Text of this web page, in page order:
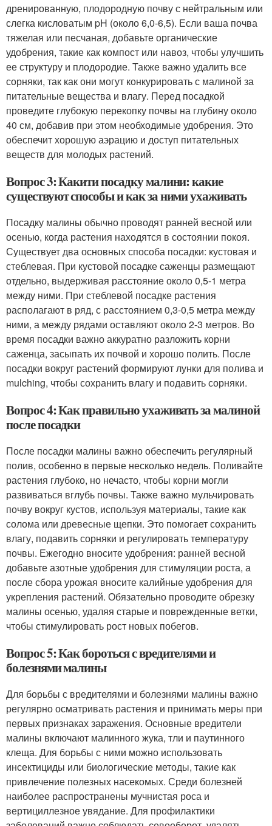
дренированную, плодородную почву с нейтральным или
слегка кисловатым pH (около 6,0-6,5). Если ваша почва
тяжелая или песчаная, добавьте органические
удобрения, такие как компост или навоз, чтобы улучшить
ее структуру и плодородие. Также важно удалить все
сорняки, так как они могут конкурировать с малиной за
питательные вещества и влагу. Перед посадкой
проведите глубокую перекопку почвы на глубину около
40 см, добавив при этом необходимые удобрения. Это
обеспечит хорошую аэрацию и доступ питательных
веществ для молодых растений.
Вопрос 3: Какити посадку малини: какие
существуют способы и как за ними ухаживать
Посадку малины обычно проводят ранней весной или
осенью, когда растения находятся в состоянии покоя.
Существует два основных способа посадки: кустовая и
стеблевая. При кустовой посадке саженцы размещают
отдельно, выдерживая расстояние около 0,5-1 метра
между ними. При стеблевой посадке растения
располагают в ряд, с расстоянием 0,3-0,5 метра между
ними, а между рядами оставляют около 2-3 метров. Во
время посадки важно аккуратно разложить корни
саженца, засыпать их почвой и хорошо полить. После
посадки вокруг растений формируют лунки для полива и
mulching, чтобы сохранить влагу и подавить сорняки.
Вопрос 4: Как правильно ухаживать за малиной
после посадки
После посадки малины важно обеспечить регулярный
полив, особенно в первые несколько недель. Поливайте
растения глубоко, но нечасто, чтобы корни могли
развиваться вглубь почвы. Также важно мульчировать
почву вокруг кустов, используя материалы, такие как
солома или древесные щепки. Это помогает сохранить
влагу, подавить сорняки и регулировать температуру
почвы. Ежегодно вносите удобрения: ранней весной
добавьте азотные удобрения для стимуляции роста, а
после сбора урожая вносите калийные удобрения для
укрепления растений. Обязательно проводите обрезку
малины осенью, удаляя старые и поврежденные ветки,
чтобы стимулировать рост новых побегов.
Вопрос 5: Как бороться с вредителями и
болезнями малины
Для борьбы с вредителями и болезнями малины важно
регулярно осматривать растения и принимать меры при
первых признаках заражения. Основные вредители
малины включают малинного жука, тли и паутинного
клеща. Для борьбы с ними можно использовать
инсектициды или биологические методы, такие как
привлечение полезных насекомых. Среди болезней
наиболее распространены мучнистая роса и
вертициллезное увядание. Для профилактики